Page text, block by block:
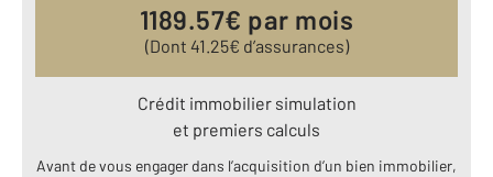
1189.57€ par mois
(Dont 41.25€ d’assurances)
Crédit immobilier simulation
et premiers calculs
Avant de vous engager dans l’acquisition d’un bien immobilier,